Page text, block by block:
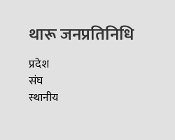
थारू जनप्रतिनिधि
प्रदेश
संघ
स्थानीय